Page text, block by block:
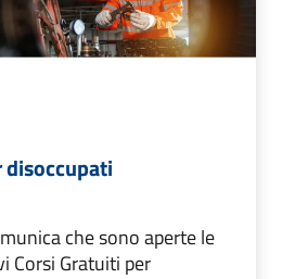
che sono aperte le
Corsi Gratuiti per